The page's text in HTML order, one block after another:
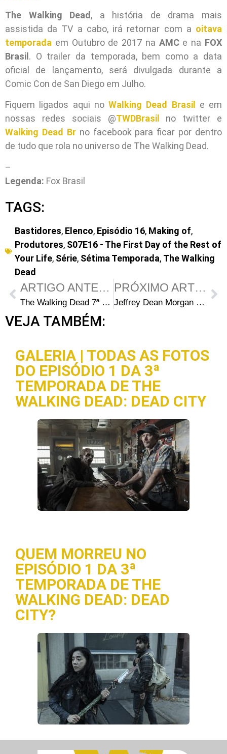
The Walking Dead , a história de drama mais
assistida da TV a cabo, irá retornar com a oitava
temporada em Outubro de 2017 na AMCe na FOX
Brasil . O trailer da temporada, bem como a data
oficial de lançamento, será divulgada durante a
Comic Con de San Diego em Julho.
Fiquem ligados aqui no Walking Dead Brasil
e em
nossas redes sociais @TWDBrasil
no twitter e
Walking Dead Brno facebook para ficar por dentro
de tudo que rola no universo de The Walking Dead.
–
Legenda: Fox Brasil
TAGS:
Bastidores, Elenco, Episódio 16, Making of,
Produtores, S07E16 - The First Day of the Rest of
Your Life, Série, Sétima Temporada, The Walking
Dead
ARTIGO ANTERIOR
The Walking Dead 7ª Temporada: Por dentro do episódio 16 – “The First Day of the Rest of Your Life”
PRÓXIMO ARTIGO
Jeffrey Dean Morgan revela data de início das gravações da 8ª temporada de The Walking Dead
VEJA TAMBÉM:
GALERIA | TODAS AS FOTOS
DO EPISÓDIO 1 DA 3ª
TEMPORADA DE THE
WALKING DEAD: DEAD CITY
QUEM MORREU NO
EPISÓDIO 1 DA 3ª
TEMPORADA DE THE
WALKING DEAD: DEAD
CITY?